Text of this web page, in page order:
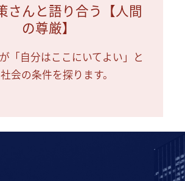
さんと語り合う【人間
の尊厳】
「自分はここにいてよい」と
会の条件を探ります。